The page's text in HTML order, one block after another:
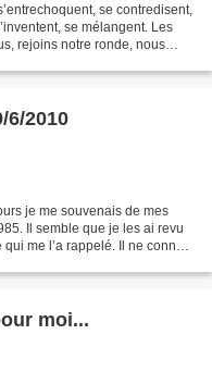
se contredisent,
se mélangent. Les
rejoins notre ronde, nous
6/2010
je me souvenais de mes
Il semble que je les ai revu
me l’a rappelé. Il ne connaît
moi...